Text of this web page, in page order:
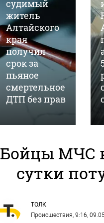
судимый
житель
Алтайского
края
получил
срок за
пьяное
смертельное
ДТП без прав
Бойцы МЧС
сутки
ТОЛК
Происшествия, 9:16,